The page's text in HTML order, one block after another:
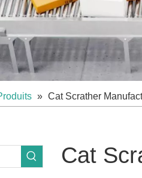
» Cat Scrather
Cat